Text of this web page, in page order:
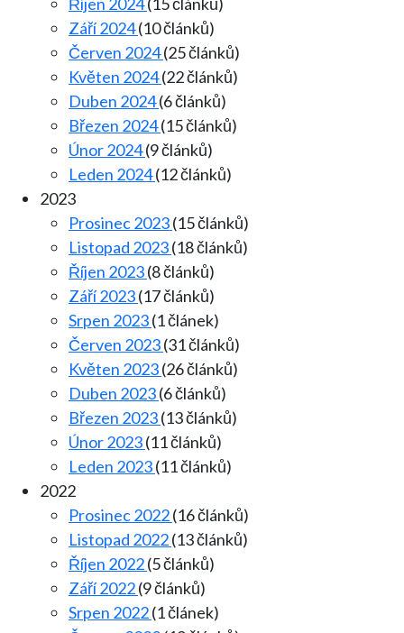
Září 2024(10 článků)
Červen 2024(25 článků)
Květen 2024(22 článků)
Duben 2024(6 článků)
Březen 2024(15 článků)
Únor 2024(9 článků)
Leden 2024(12 článků)
2023
Prosinec 2023(15 článků)
Listopad 2023(18 článků)
Říjen 2023(8 článků)
Září 2023(17 článků)
Srpen 2023(1 článek)
Červen 2023(31 článků)
Květen 2023(26 článků)
Duben 2023(6 článků)
Březen 2023(13 článků)
Únor 2023(11 článků)
Leden 2023(11 článků)
2022
Prosinec 2022(16 článků)
Listopad 2022(13 článků)
Říjen 2022(5 článků)
Září 2022(9 článků)
Srpen 2022(1 článek)